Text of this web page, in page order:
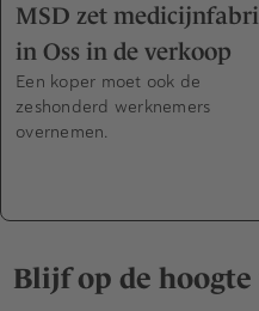
MSD zet
in Oss in de verkoop
Een koper moet ook de
zeshonderd werknemers
overnemen.
Blijf op de